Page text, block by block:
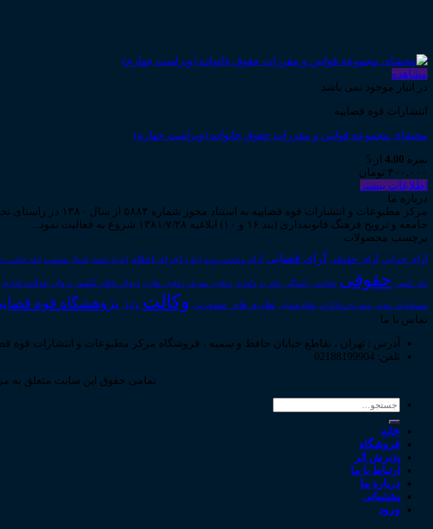
مشاهده
در انبار موجود نمی باشد
انتشارات قوه قضاییه
محشای مجموعه قوانین و مقررات حقوق خانواده (ویراست چهارم)
نمره 4.00 از 5
۴۰۰,۰۰۰ تومان
اطلاعات بیشتر
درباره ما
مرکز مطبوعات و
جامعه و ترویج فرهنگ قانونمداری (بند ۱۶ و ۱۰) ابلاغیه ۱۳۸۱/۷/۲۸ شروع به فعالیت نمود...
برچسب محصولات
آرای جزایی آرای حقوقی آرای قضایی آرای وحدت رویه اجاره اجرای احکام اجرای اسناد احوال شخصیه
حق_کسب حقوقی حوادث_رانندگی خلع_ید داوری دعاوی_تصرف دعاوی_طاری دیوان عالی کشور دیوان عدالت اداری
مسئولیت_مدنی مشروح مذاکرات نظام قضایی نظریه_های_مشورتی وکالت وکیل پژوهشگاه قوه
تماس با ما
آدرس : تهران ، تقاطع خیابان حافظ و سمیه ، فروشگاه مرکز مطبوعات و انتشارات قوه
تلفن: 02188199904
تمامی حقوق این سایت متعلق به
جستجو
خانه
فروشگاه
پذیرش اثر
ارتباط با ما
درباره ما
پشتیبانی
ورود